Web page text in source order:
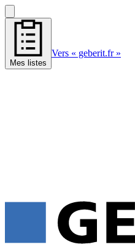
Mes listes
Vers « geberit.fr »